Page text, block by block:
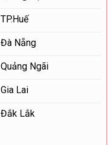
TP.Huế
Đà Nẵng
Quảng Ngãi
Gia Lai
Đắk Lắk